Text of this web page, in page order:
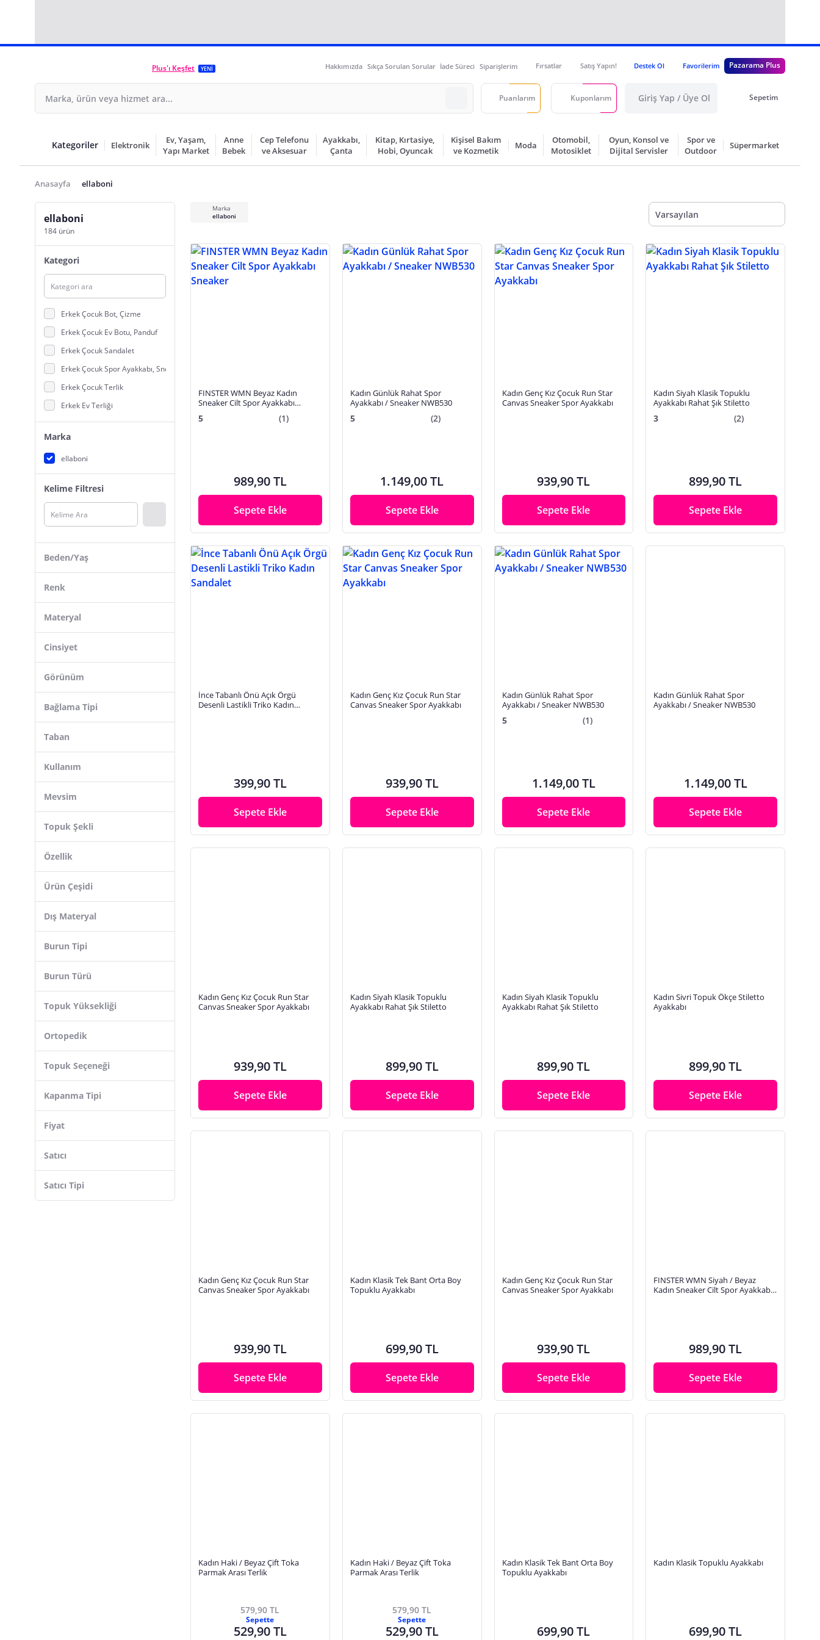
Plus'ı Keşfet YENİ Hakkımızda Sıkça Sorulan Sorular İade Süreci Siparişlerim Fırsatlar Satış Yapın! Destek Ol Favorilerim Pazarama Plus
Puanlarım Kuponlarım Giriş Yap / Üye Ol Sepetim
Kategoriler Elektronik
Ev, Yaşam,
Yapı Market
Anne
Bebek
Cep Telefonu
ve Aksesuar
Ayakkabı,
Çanta
Kitap, Kırtasiye,
Hobi, Oyuncak
Kişisel Bakım
ve Kozmetik
Moda
Otomobil,
Motosiklet
Oyun, Konsol ve
Dijital Servisler
Spor ve
Outdoor
Süpermarket
Anasayfa ellaboni
ellaboni
184 ürün
Kategori
Erkek Çocuk Bot, Çizme
Erkek Çocuk Ev Botu, Panduf
Erkek Çocuk Sandalet
Erkek Çocuk Spor Ayakkabı, Sneaker
Erkek Çocuk Terlik
Erkek Ev Terliği
Kadın Babet Ayakkabı
Kadın Ev Botu, Panduf
Kadın Ev Terliği
Kadın Terlik
Kız Çocuk Sandalet
Kız Çocuk Spor Ayakkabı, Sneaker
Kız Çocuk Topuklu, Abiye Ayakkabı
Klasik Topuklu Ayakkabı
Krampon
Okul Çantası
Marka
ellaboni
Kelime Filtresi
Beden/Yaş
Renk
Materyal
Cinsiyet
Görünüm
Bağlama Tipi
Taban
Kullanım
Mevsim
Topuk Şekli
Özellik
Ürün Çeşidi
Dış Materyal
Burun Tipi
Burun Türü
Topuk Yüksekliği
Ortopedik
Topuk Seçeneği
Kapanma Tipi
Fiyat
Satıcı
Satıcı Tipi
Marka
ellaboni
Varsayılan
FINSTER WMN Beyaz Kadın
Sneaker Cilt Spor Ayakkabı
5 (1)
989,90 TL
Sepete Ekle
Kadın Günlük Rahat Spor
Ayakkabı / Sneaker NWB530
5 (2)
1.149,00 TL
Sepete Ekle
Kadın Genç Kız Çocuk Run Star
Canvas Sneaker Spor Ayakkabı
939,90 TL
Sepete Ekle
Kadın Siyah Klasik Topuklu
Ayakkabı Rahat Şık Stiletto
3 (2)
899,90 TL
Sepete Ekle
İnce Tabanlı Önü Açık Örgü
Desenli Lastikli Triko Kadın
399,90 TL
Sepete Ekle
Kadın Genç Kız Çocuk Run Star
Canvas Sneaker Spor Ayakkabı
939,90 TL
Sepete Ekle
Kadın Günlük Rahat Spor
Ayakkabı / Sneaker NWB530
5 (1)
1.149,00 TL
Sepete Ekle
Kadın Günlük Rahat Spor
Ayakkabı / Sneaker NWB530
1.149,00 TL
Sepete Ekle
Kadın Genç Kız Çocuk Run Star
Canvas Sneaker Spor Ayakkabı
939,90 TL
Sepete Ekle
Kadın Siyah Klasik Topuklu
Ayakkabı Rahat Şık Stiletto
899,90 TL
Sepete Ekle
Kadın Siyah Klasik Topuklu
Ayakkabı Rahat Şık Stiletto
899,90 TL
Sepete Ekle
Kadın Sivri Topuk Ökçe Stiletto
Ayakkabı
899,90 TL
Sepete Ekle
Kadın Genç Kız Çocuk Run Star
Canvas Sneaker Spor Ayakkabı
939,90 TL
Sepete Ekle
Kadın Klasik Tek Bant Orta Boy
Topuklu Ayakkabı
699,90 TL
Sepete Ekle
Kadın Genç Kız Çocuk Run Star
Canvas Sneaker Spor Ayakkabı
939,90 TL
Sepete Ekle
FINSTER WMN Siyah / Beyaz
Kadın Sneaker Cilt Spor Ayakkabı
989,90 TL
Sepete Ekle
Kadın Haki / Beyaz Çift Toka
Parmak Arası Terlik
579,90 TL
Sepette
529,90 TL
Kadın Haki / Beyaz Çift Toka
Parmak Arası Terlik
579,90 TL
Sepette
529,90 TL
Kadın Klasik Tek Bant Orta Boy
Topuklu Ayakkabı
699,90 TL
Kadın Klasik Topuklu Ayakkabı
699,90 TL